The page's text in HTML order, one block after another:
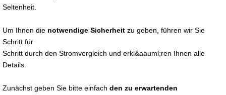
Seltenheit.
Um Ihnen die notwendige Sicherheit zu geben, führen wir Sie
Schritt für
Schritt durch den Stromvergleich und erkl&aauml;ren Ihnen alle
Details.
Zunächst geben Sie bitte einfach den zu erwartenden